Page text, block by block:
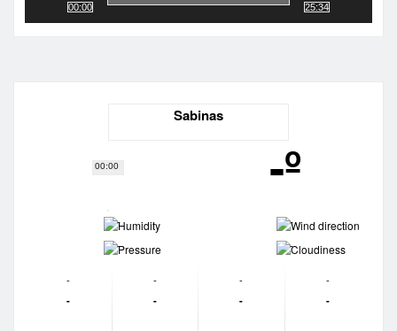
00:00
00:00
25:34
Sabinas
-º
-
-
-
-
-
-
-
-
-
-
-
-